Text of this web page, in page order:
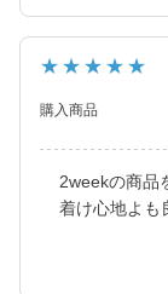
★★★★★
購入商品
2weekの商品
着け心地よも